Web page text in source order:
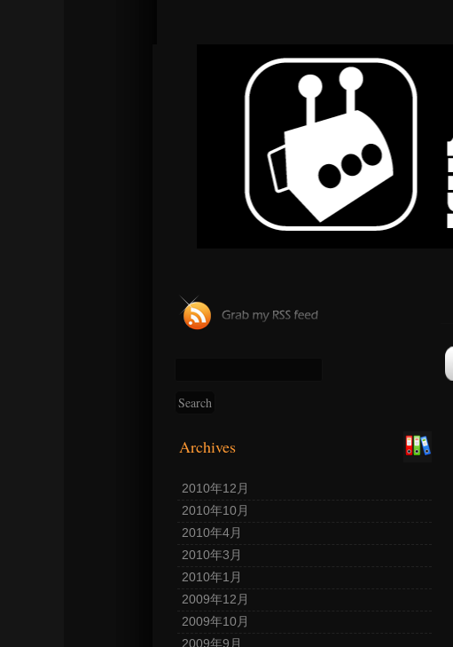
Archives
2010年12月
2010年10月
2010年4月
2010年3月
2010年1月
2009年12月
2009年10月
2009年9月